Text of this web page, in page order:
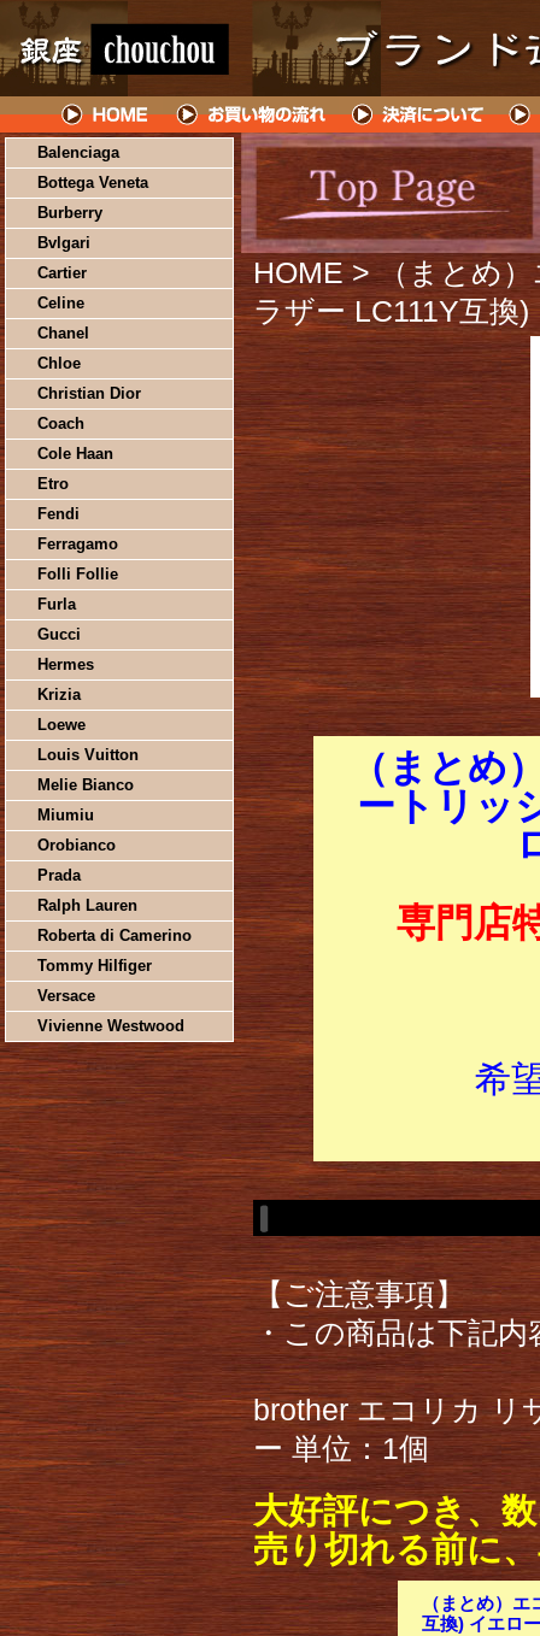
Balenciaga
Bottega Veneta
Burberry
Bvlgari
Cartier
Celine
Chanel
Chloe
Christian Dior
Coach
Cole Haan
Etro
Fendi
Ferragamo
Folli Follie
Furla
Gucci
Hermes
Krizia
Loewe
Louis Vuitton
Melie Bianco
Miumiu
Orobianco
Prada
Ralph Lauren
Roberta di Camerino
Tommy Hilfiger
Versace
Vivienne Westwood
HOME > （まとめ
ラザー LC111Y互換
（まとめ
ートリッ
専門店
希
【ご注意事項】
・この商品は下記
brother エコリカ リ
ー 単位：1個
大好評につき、
売り切れる前に
（まとめ）
互換) イエロ